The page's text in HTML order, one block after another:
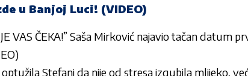
u Banjoj Luci! (VIDEO)
VAS ČEKA!” Saša Mirković najavio tačan datum
Stefani da nije od stresa izgubila mlijeko,